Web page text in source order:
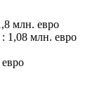
млн. евро
: 1,08 млн. евро